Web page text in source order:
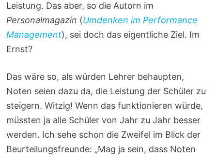
Leistung. Das aber, so die Autorn im
Personalmagazin (Umdenken im Performance
Management), sei doch das eigentliche Ziel. Im
Ernst?
Das wäre so, als würden Lehrer behaupten,
Noten seien dazu da, die Leistung der Schüler zu
steigern. Witzig! Wenn das funktionieren würde,
müssten ja alle Schüler von Jahr zu Jahr besser
werden. Ich sehe schon die Zweifel im Blick der
Beurteilungsfreunde: „Mag ja sein, dass Noten